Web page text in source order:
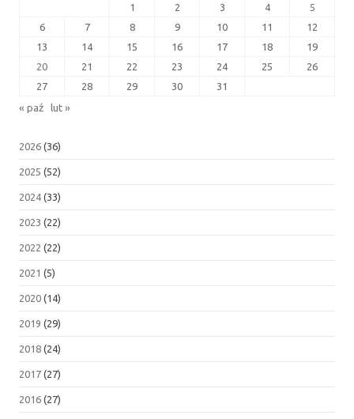
1 2 3 4
5
6
7 8 9 10 11
12
13
14 15 16 17 18
19
20
21 22 23 24 25
26
27
28 29 30 31
« paź lut »
2026 (36)
2025 (52)
2024 (33)
2023 (22)
2022 (22)
2021 (5)
2020 (14)
2019 (29)
2018 (24)
2017 (27)
2016 (27)